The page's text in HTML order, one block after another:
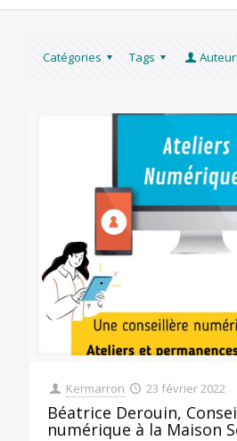
Catégories Tags
Kermarron 23 février 2022
Béatrice Derouin,
numérique à la Maison